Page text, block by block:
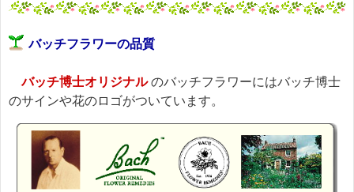
バッチフラワーの品質
バッチ博士オリジナルのバッチフラワーにはバッチ博士
のサインや花のロゴがついています。